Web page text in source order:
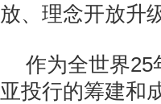
放、理念开放升
作为全世界25
亚投行的筹建和